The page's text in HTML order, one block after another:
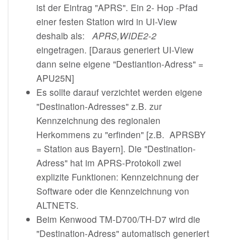
ist der Eintrag "APRS". Ein 2- Hop -Pfad
einer festen Station wird in UI-View
deshalb als: APRS,WIDE2-2
eingetragen. [Daraus generiert UI-View
dann seine eigene "Destiantion-Adress" =
APU25N]
Es sollte darauf verzichtet werden eigene
"Destination-Adresses" z.B. zur
Kennzeichnung des regionalen
Herkommens zu "erfinden" [z.B. APRSBY
= Station aus Bayern]. Die "Destination-
Adress" hat im APRS-Protokoll zwei
explizite Funktionen: Kennzeichnung der
Software oder die Kennzeichnung von
ALTNETS.
Beim Kenwood TM-D700/TH-D7 wird die
"Destination-Adress" automatisch generiert